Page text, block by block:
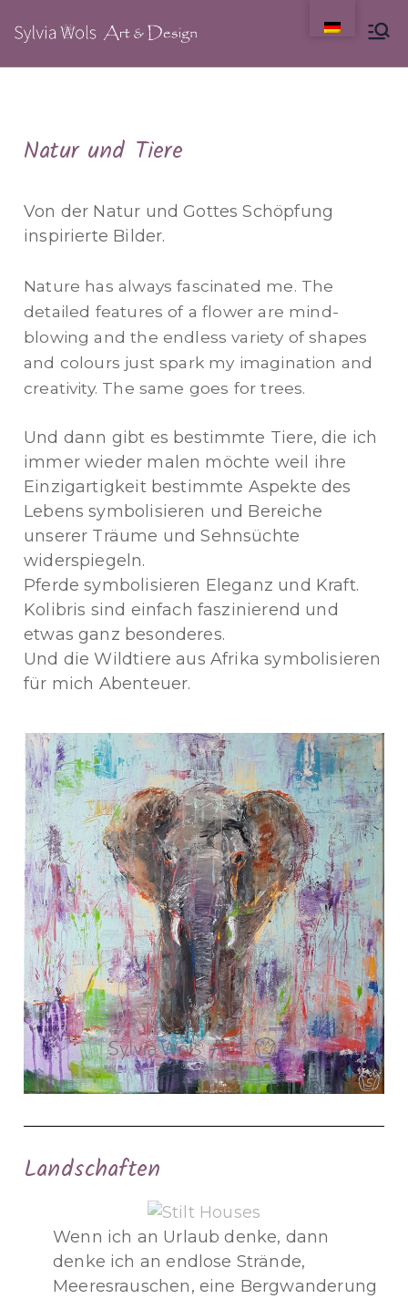
Natur und Tiere
Von der Natur und Gottes Schöpfung
inspirierte Bilder.
Nature has always fascinated me. The
detailed features of a flower are mind-
blowing and the endless variety of shapes
and colours just spark my imagination and
creativity. The same goes for trees.
Und dann gibt es bestimmte Tiere, die ich
immer wieder malen möchte weil ihre
Einzigartigkeit bestimmte Aspekte des
Lebens symbolisieren und Bereiche
unserer Träume und Sehnsüchte
widerspiegeln.
Pferde symbolisieren Eleganz und Kraft.
Kolibris sind einfach faszinierend und
etwas ganz besonderes.
Und die Wildtiere aus Afrika symbolisieren
für mich Abenteuer.
Landschaften
Wenn ich an Urlaub denke, dann
denke ich an endlose Strände,
Meeresrauschen, eine Bergwanderung